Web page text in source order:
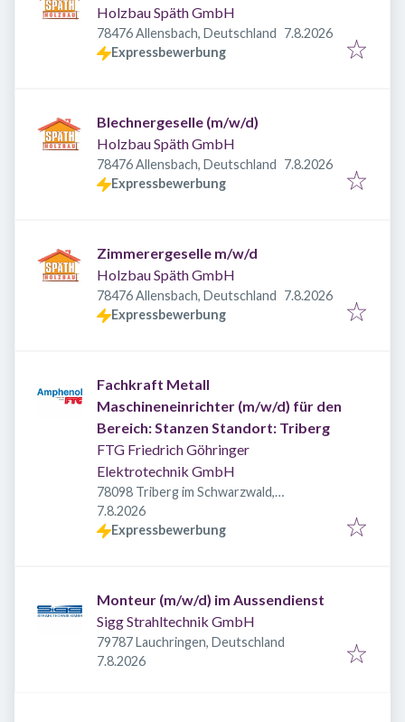
Holzbau Späth GmbH
78476 Allensbach, Deutschland Veröffentlicht
7.8.2026
Expressbewerbung
Blechnergeselle (m/w/d)
Holzbau Späth GmbH
78476 Allensbach, Deutschland Veröffentlicht
7.8.2026
Expressbewerbung
Zimmerergeselle m/w/d
Holzbau Späth GmbH
78476 Allensbach, Deutschland Veröffentlicht
7.8.2026
Expressbewerbung
Fachkraft Metall
Maschineneinrichter (m/w/d) für den
Bereich: Stanzen Standort: Triberg
FTG Friedrich Göhringer
Elektrotechnik GmbH
78098 Triberg im Schwarzwald,
Deutschland
Veröffentlicht
7.8.2026
Expressbewerbung
Monteur (m/w/d) im Aussendienst
Sigg Strahltechnik GmbH
79787 Lauchringen, Deutschland
Veröffentlicht
7.8.2026